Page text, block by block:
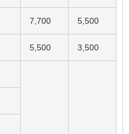
7,700 5,500
5,500 3,500